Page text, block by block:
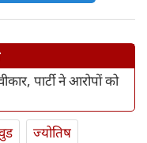
पार्टी ने आरोपों को
ज्योतिष